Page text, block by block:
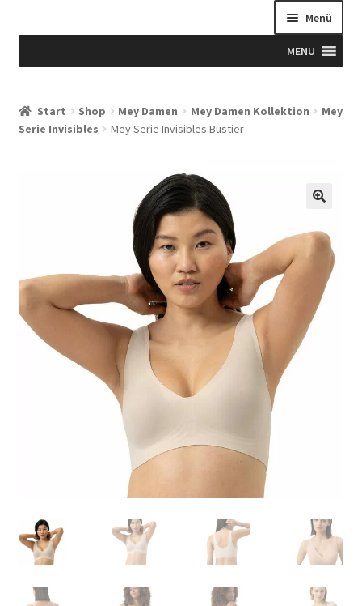
Menü
MENU
Allgemeine Geschäftsbedingungen
Blogue
Caixa
Checkout
Cookie-Richtlinie
Start Shop Mey Damen Mey Damen Kollektion
Mey
Serie Invisibles
Mey Serie Invisibles Bustier